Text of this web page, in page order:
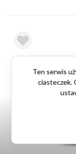
Ten serwis
ciasteczek.